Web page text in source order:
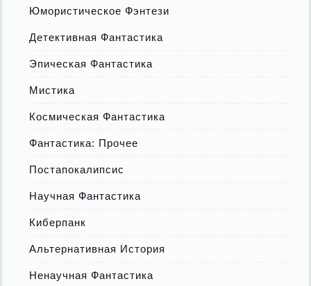
Юмористическое Фэнтези
Детективная Фантастика
Эпическая Фантастика
Мистика
Космическая Фантастика
Фантастика: Прочее
Постапокалипсис
Научная Фантастика
Киберпанк
Альтернативная История
Ненаучная Фантастика